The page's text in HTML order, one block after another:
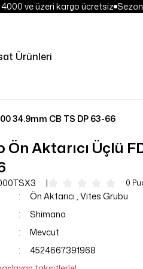
ve üzeri kargo ücretsiz
Ürünleri
34.9mm CB TS DP 63-66
Ön Aktarıcı Üçlü
0
Ön Aktarıcı , Vites Grubu
Shimano
Mevcut
4524667391968